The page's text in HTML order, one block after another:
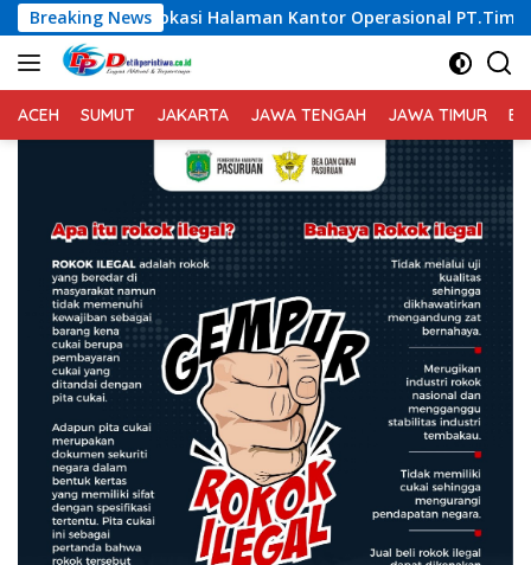
Langsung
ke
konten
Breaking News
Kantor Operasional PT.Timah Kecamatan Gantung.
ACEH SUMUT JAKARTA JAWA TENGAH JAWA TIMUR